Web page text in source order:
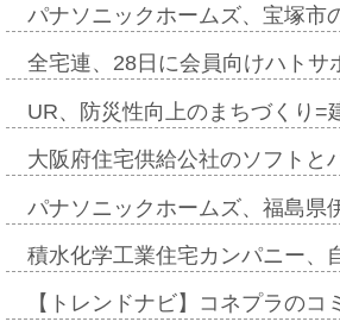
パナソニックホームズ、宝塚
全宅連、28日に会員向けハト
UR、防災性向上のまちづくり
大阪府住宅供給公社のソフト
パナソニックホームズ、福島
積水化学工業住宅カンパニー
【トレンドナビ】コネプラの